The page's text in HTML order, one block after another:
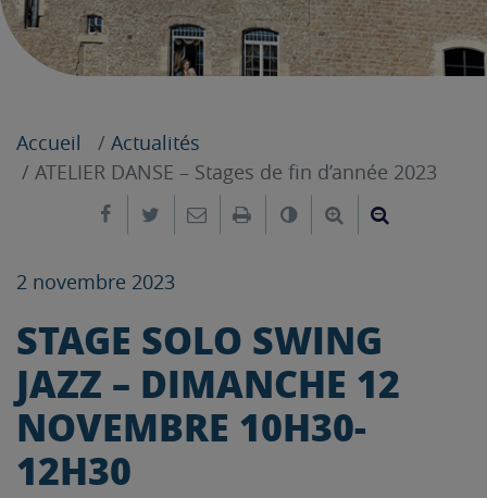
Accueil
Actualités
ATELIER DANSE – Stages de fin d’année 2023
Partager sur Facebook
Partager sur Twitter
Envoyer par e-mail
ImprimerChanger leAgrandir le
2 novembre 2023
STAGE SOLO SWING
JAZZ – DIMANCHE 12
NOVEMBRE 10H30-
12H30